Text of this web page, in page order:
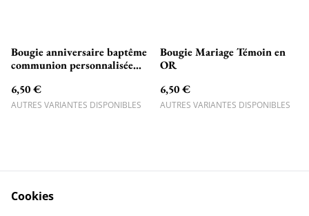
Bougie anniversaire baptême
communion personnalisée
6,50 €
AUTRES VARIANTES DISPONIBLES
Bougie Mariage Témoin en
OR
6,50 €
AUTRES VARIANTES DISPONIBLES
Cookies